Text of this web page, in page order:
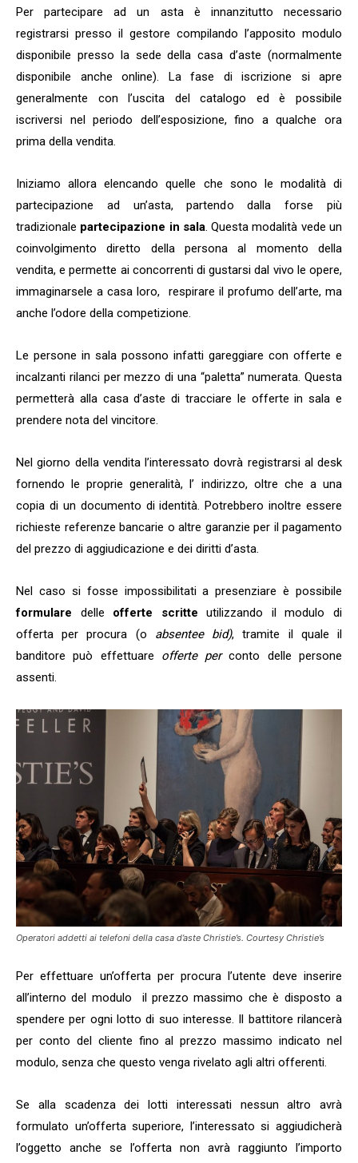
Per partecipare ad un asta è innanzitutto necessario
registrarsi presso il gestore compilando l’apposito modulo
disponibile presso la sede della casa d’aste (normalmente
disponibile anche online). La fase di iscrizione si apre
generalmente con l’uscita del catalogo ed è possibile
iscriversi nel periodo dell’esposizione, fino a qualche ora
prima della vendita.
Iniziamo allora elencando quelle che sono le modalità di
partecipazione ad un’asta, partendo dalla forse più
tradizionale partecipazione in sala. Questa modalità vede un
coinvolgimento diretto della persona al momento della
vendita, e permette ai concorrenti di gustarsi dal vivo le opere,
immaginarsele a casa loro, respirare il profumo dell’arte, ma
anche l’odore della competizione.
Le persone in sala possono infatti gareggiare con offerte e
incalzanti rilanci per mezzo di una “paletta” numerata. Questa
permetterà alla casa d’aste di tracciare le offerte in sala e
prendere nota del vincitore.
Nel giorno della vendita l’interessato dovrà registrarsi al desk
fornendo le proprie generalità, l’ indirizzo, oltre che a una
copia di un documento di identità. Potrebbero inoltre essere
richieste referenze bancarie o altre garanzie per il pagamento
del prezzo di aggiudicazione e dei diritti d’asta.
Nel caso si fosse impossibilitati a presenziare è possibile
formulare delle offerte scritteutilizzando il modulo di
offerta per procura (o absentee bid), tramite il quale il
banditore può effettuare offerte perconto delle persone
assenti.
Operatori addetti ai telefoni della casa d’aste Christie’s. Courtesy Christie’s
Per effettuare un’offerta per procura l’utente deve inserire
all’interno del modulo il prezzo massimo che è disposto a
spendere per ogni lotto di suo interesse. Il battitore rilancerà
per conto del cliente fino al prezzo massimo indicato nel
modulo, senza che questo venga rivelato agli altri offerenti.
Se alla scadenza dei lotti interessati nessun altro avrà
formulato un’offerta superiore, l’interessato si aggiudicherà
l’oggetto anche se l’offerta non avrà raggiunto l’importo